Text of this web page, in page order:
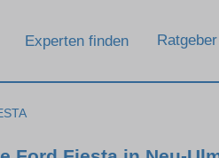
Experten finden Ratgeber